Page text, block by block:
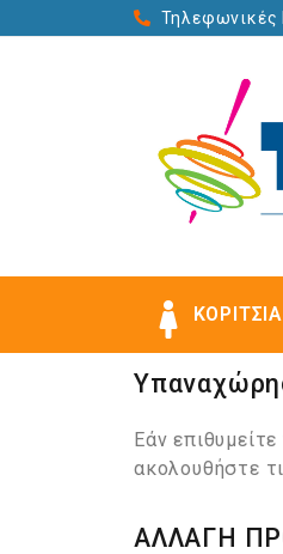
Τηλεφωνικές
ΚΟΡΙΤΣΙΑ
Εάν
ακολουθήστε
ΑΛΛΑΓΗ